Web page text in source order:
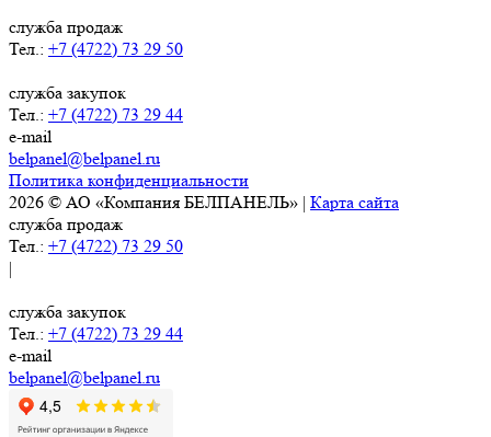
служба продаж
Тел.: +7 (4722) 73 29 50
служба закупок
Тел.: +7 (4722) 73 29 44
e-mail
belpanel@belpanel.ru
Политика конфиденциальности
2026 © АО «Компания БЕЛПАНЕЛЬ» | Карта сайта
служба продаж
Тел.: +7 (4722) 73 29 50
|
служба закупок
Тел.: +7 (4722) 73 29 44
e-mail
belpanel@belpanel.ru